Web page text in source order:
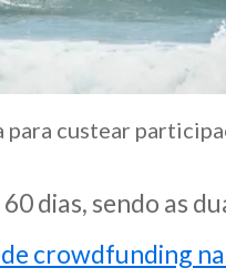
para custear
dias, sendo as
crowdfunding